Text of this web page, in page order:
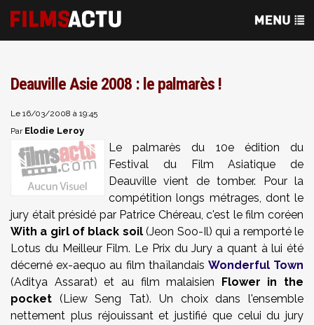
Deauville Asie 2008 : le palmarès !
Le 16/03/2008 à 19:45
Par Elodie Leroy
Le palmarès du 10e édition du
Festival du Film Asiatique de
Deauville vient de tomber. Pour la
compétition longs métrages, dont le
jury était présidé par Patrice Chéreau, c'est le film coréen
With a girl of black soil(Jeon Soo-Il) qui a remporté le
Lotus du Meilleur Film. Le Prix du Jury a quant à lui été
décerné ex-aequo au film thaïlandais Wonderful Town
(Aditya Assarat) et au film malaisien Flower in the
pocket (Liew Seng Tat). Un choix dans l'ensemble
nettement plus réjouissant et justifié que celui du jury